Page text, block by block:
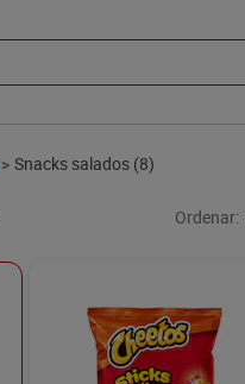
> Snacks salados (8)
Ordenar: